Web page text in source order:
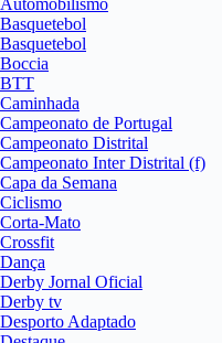
Automobilismo
Basquetebol
Basquetebol
Boccia
BTT
Caminhada
Campeonato de Portugal
Campeonato Distrital
Campeonato Inter Distrital (f)
Capa da Semana
Ciclismo
Corta-Mato
Crossfit
Dança
Derby Jornal Oficial
Derby tv
Desporto Adaptado